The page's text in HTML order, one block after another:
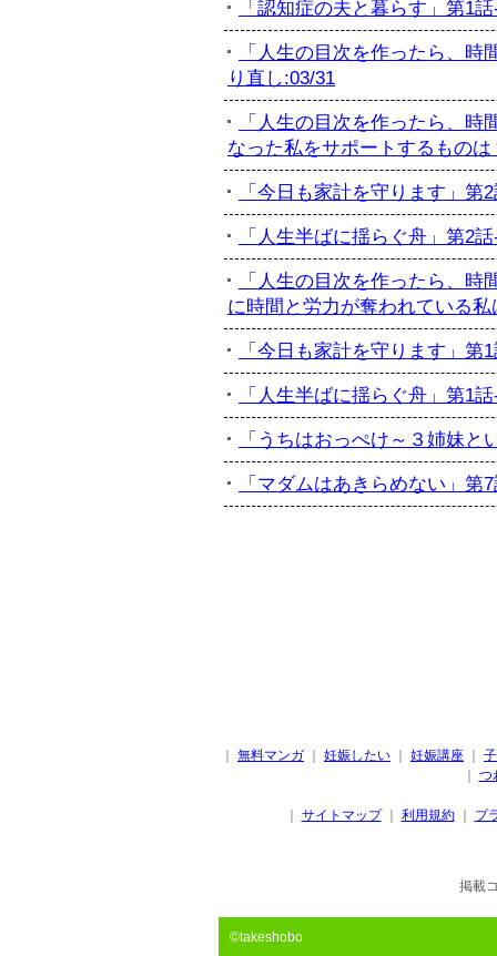
「認知症の夫と暮らす」第1
「人生の目次を作ったら、
り直し:03/31
「人生の目次を作ったら、
なった私をサポートするものは
「今日も家計を守ります」第
「人生半ばに揺らぐ舟」第2
「人生の目次を作ったら、
に時間と労力が奪われている私
「今日も家計を守ります」第
「人生半ばに揺らぐ舟」第1
「うちはおっぺけ～３姉妹
「マダムはあきらめない」
無料マンガ 妊娠したい 妊娠講座
つ
サイトマップ 利用規約 プ
掲載
©takeshobo